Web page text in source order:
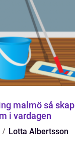
så skapar du ett
i vardagen
Lotta Albertsson